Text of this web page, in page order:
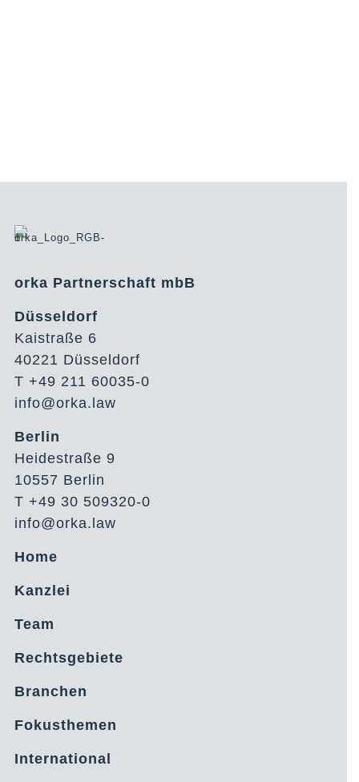
orka Partnerschaft mbB
Düsseldorf
Kaistraße 6
40221 Düsseldorf
T +49 211 60035-0
info@orka.law
Berlin
Heidestraße 9
10557 Berlin
T +49 30 509320-0
info@orka.law
Home
Kanzlei
Team
Rechtsgebiete
Branchen
Fokusthemen
International